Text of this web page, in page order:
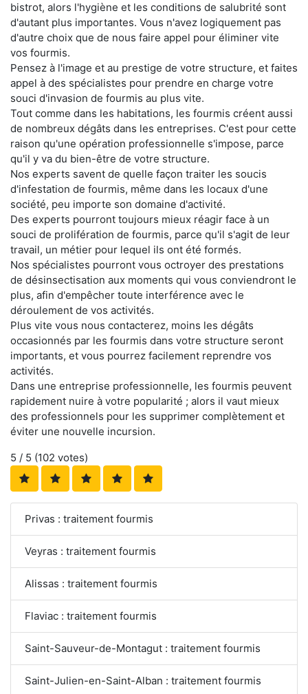
bistrot, alors l'hygiène et les conditions de salubrité sont
d'autant plus importantes. Vous n'avez logiquement pas
d'autre choix que de nous faire appel pour éliminer vite
vos fourmis.
Pensez à l'image et au prestige de votre structure, et faites
appel à des spécialistes pour prendre en charge votre
souci d'invasion de fourmis au plus vite.
Tout comme dans les habitations, les fourmis créent aussi
de nombreux dégâts dans les entreprises. C'est pour cette
raison qu'une opération professionnelle s'impose, parce
qu'il y va du bien-être de votre structure.
Nos experts savent de quelle façon traiter les soucis
d'infestation de fourmis, même dans les locaux d'une
société, peu importe son domaine d'activité.
Des experts pourront toujours mieux réagir face à un
souci de prolifération de fourmis, parce qu'il s'agit de leur
travail, un métier pour lequel ils ont été formés.
Nos spécialistes pourront vous octroyer des prestations
de désinsectisation aux moments qui vous conviendront le
plus, afin d'empêcher toute interférence avec le
déroulement de vos activités.
Plus vite vous nous contacterez, moins les dégâts
occasionnés par les fourmis dans votre structure seront
importants, et vous pourrez facilement reprendre vos
activités.
Dans une entreprise professionnelle, les fourmis peuvent
rapidement nuire à votre popularité ; alors il vaut mieux
des professionnels pour les supprimer complètement et
éviter une nouvelle incursion.
5 / 5 (102 votes)
Privas : traitement fourmis
Veyras : traitement fourmis
Alissas : traitement fourmis
Flaviac : traitement fourmis
Saint-Sauveur-de-Montagut : traitement fourmis
Saint-Julien-en-Saint-Alban : traitement fourmis